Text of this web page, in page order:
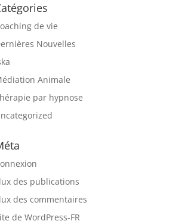
de vie
Nouvelles
Animale
par hypnose
des publications
des commentaires
de WordPress-FR